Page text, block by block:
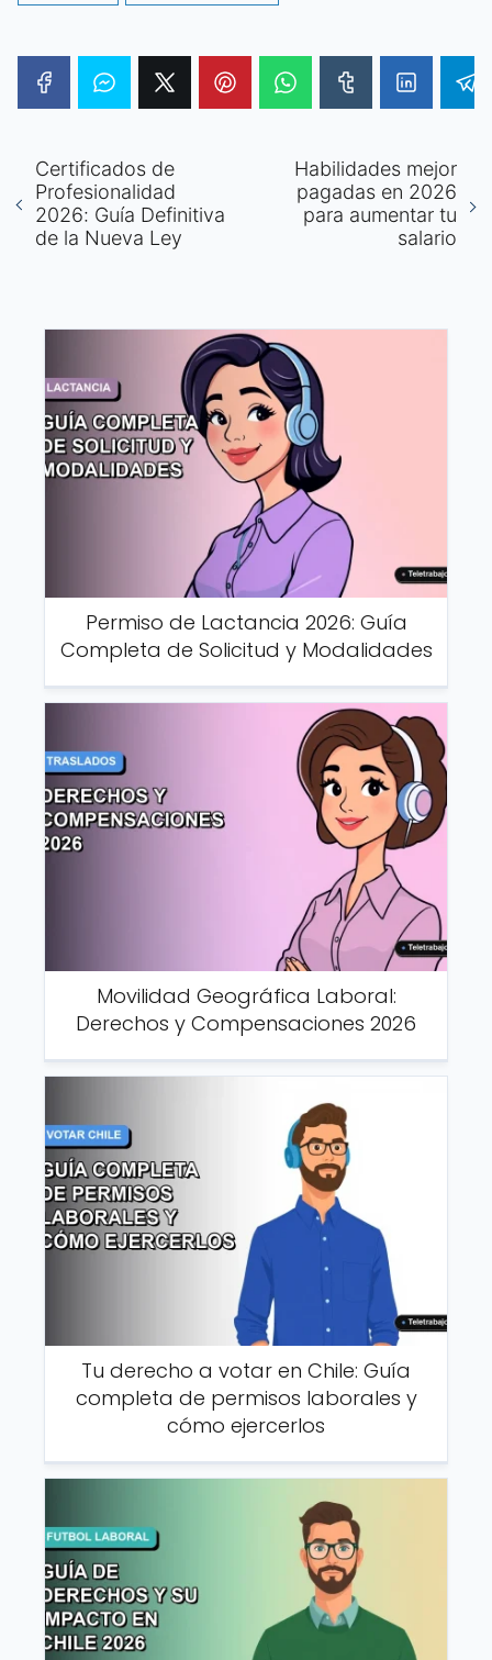
Certificados de
Profesionalidad
2026: Guía Definitiva
de la Nueva Ley
Habilidades mejor
pagadas en 2026
para aumentar tu
salario
Permiso de Lactancia 2026: Guía
Completa de Solicitud y Modalidades
Movilidad Geográfica Laboral:
Derechos y Compensaciones 2026
Tu derecho a votar en Chile: Guía
completa de permisos laborales y
cómo ejercerlos